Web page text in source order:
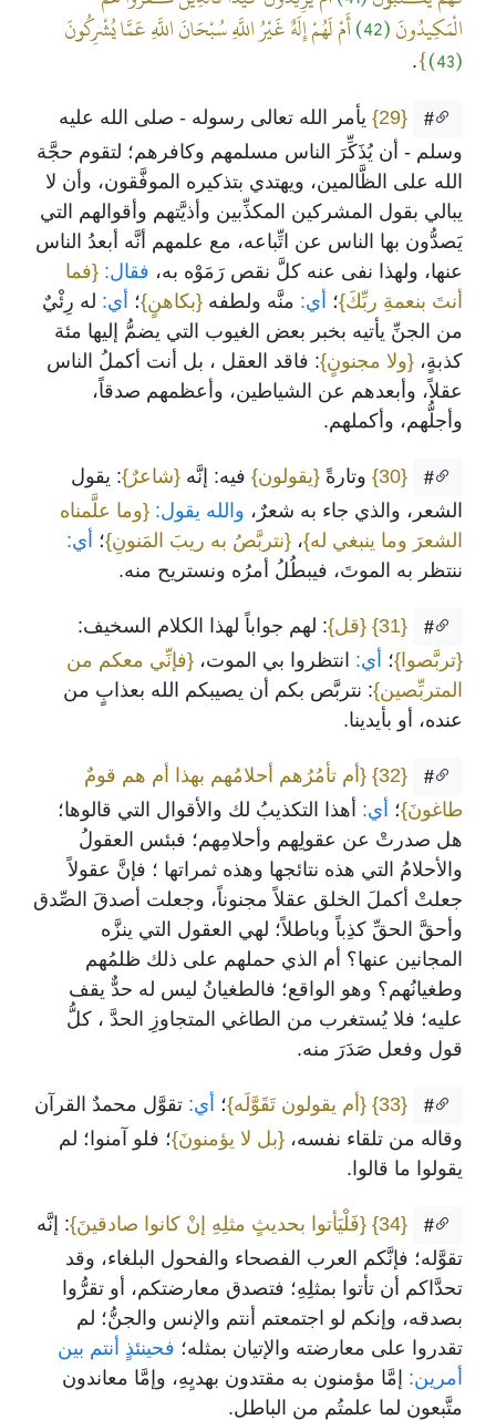
الْمَكِيدُونَ(42)
أَمْ لَهُمْ إِلَهٌ غَيْرُ اللَّهِ سُبْحَانَ اللَّهِ عَمَّا يُشْرِكُونَ
(43)
}
.
#
{29}
يأمر الله تعالى رسوله - صلى الله عليه
وسلم - أن يُذَكِّرَ الناس مسلمهم وكافرهم؛ لتقوم حجَّة
الله على الظَّالمين، ويهتدي بتذكيره الموفَّقون، وأن لا
يبالي بقول المشركين المكذِّبين وأذيَّتهم وأقوالهم التي
يَصدُّون بها الناس عن اتِّباعه، مع علمهم أنَّه أبعدُ الناس
عنها، ولهذا نفى عنه كلَّ نقص رَمَوْه به، فقال: {فما
أنتَ بنعمةِ ربِّكَ}؛ أي: منَّه ولطفه {بكاهنٍ}؛ أي: له رِئْيٌ
من الجنِّ يأتيه بخبر بعض الغيوب التي يضمُّ إليها مئة
كذبةٍ، {ولا مجنونٍ}: فاقد العقل ، بل أنت أكملُ الناس
عقلاً، وأبعدهم عن الشياطين، وأعظمهم صدقاً،
وأجلُّهم، وأكملهم.
#
{30} وتارةً {يقولون} فيه: إنَّه {شاعرٌ}: يقول
الشعر، والذي جاء به شعرٌ، والله يقول: {وما علَّمناه
الشعرَ وما ينبغي له}، {نتربَّصُ به ريبَ المَنونِ}؛ أي:
ننتظر به الموتَ، فيبطُلُ أمرُه ونستريح منه.
#
{31} {قل}: لهم جواباً لهذا الكلام السخيف:
{تربَّصوا}؛ أي: انتظروا بي الموت، {فإنِّي معكم من
المتربِّصين}: نتربَّص بكم أن يصيبكم الله بعذابٍ من
عنده، أو بأيدينا.
#
{32}
{أم تأمُرُهم أحلامُهم بهذا أم هم قومٌ
طاغونَ}؛ أي: أهذا التكذيبُ لك والأقوال التي قالوها؛
هل صدرتْ عن عقولِهم وأحلامِهم؛ فبئس العقولُ
والأحلامُ التي هذه نتائجها وهذه ثمراتها ؛ فإنَّ عقولاً
جعلتْ أكملَ الخلق عقلاً مجنوناً، وجعلت أصدقَ الصِّدق
وأحقَّ الحقِّ كذِباً وباطلاً؛ لهي العقول التي ينزَّه
المجانين عنها؟ أم الذي حملهم على ذلك ظلمُهم
وطغيانُهم؟ وهو الواقع؛ فالطغيانُ ليس له حدٌّ يقف
عليه؛ فلا يُستغرب من الطاغي المتجاوزِ الحدَّ ، كلُّ
قول وفعل صَدَرَ منه.
#
{33} {أم يقولون تَقَوَّلَه}؛ أي: تقوَّل محمدٌ القرآن
وقاله من تلقاء نفسه، {بل لا يؤمنونَ}؛ فلو آمنوا؛ لم
يقولوا ما قالوا.
#
{34} {فَلْيَأتوا بحديثٍ مثلِهِ إنْ كانوا صادقينَ}: إنَّه
تقوَّله؛ فإنَّكم العرب الفصحاء والفحول البلغاء، وقد
تحدَّاكم أن تأتوا بمثلِهِ؛ فتصدق معارضتكم، أو تقرُّوا
بصدقه، وإنكم لو اجتمعتم أنتم والإنس والجنُّ؛ لم
تقدروا على معارضته والإتيان بمثله؛ فحينئذٍ أنتم بين
أمرين: إمَّا مؤمنون به مقتدون بهديِهِ، وإمَّا معاندون
متَّبعون لما علمتُم من الباطل.